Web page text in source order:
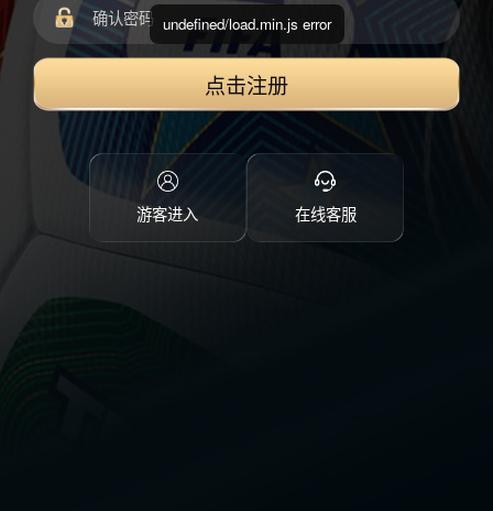
点击注册
游客进入 在线客服
undefined/load.min.js error